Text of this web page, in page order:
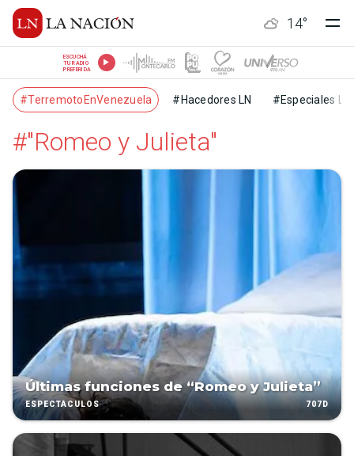
14°
ESCUCHÁ
TU RADIO
PREFERIDA
#TerremotoEnVenezuela #Hacedores LN #Especiales LN
#"Romeo y Julieta"
Últimas funciones de “Romeo y Julieta”
ESPECTÁCULOS 707D